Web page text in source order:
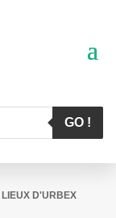
GO !
LIEUX D'URBEX